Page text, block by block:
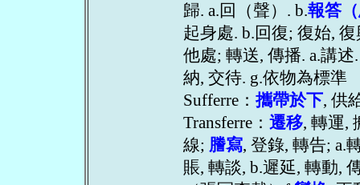
歸. a.回（聲）. b.報答
起身處. b.回復; 復始,
他處; 轉送, 傳播. a.講述
納, 交待. g.依物為標準
Sufferre： 攜帶於下, 供
Transferre： 遷移, 轉運,
線; 謄寫, 登錄, 轉告; a.
賬, 轉談, b.遲延, 轉動,